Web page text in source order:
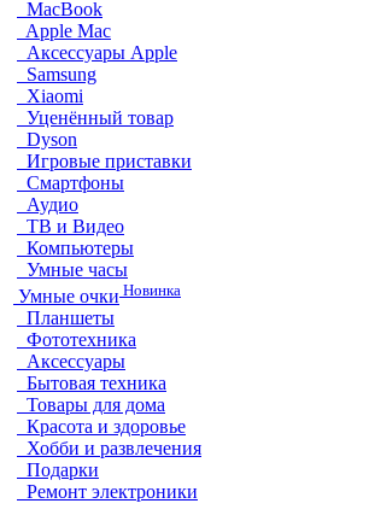
MacBook
Apple Mac
Аксессуары Apple
Samsung
Xiaomi
Уценённый товар
Dyson
Игровые приставки
Смартфоны
Аудио
ТВ и Видео
Компьютеры
Умные часы
Умные очки Новинка
Планшеты
Фототехника
Аксессуары
Бытовая техника
Товары для дома
Красота и здоровье
Хобби и развлечения
Подарки
Ремонт электроники